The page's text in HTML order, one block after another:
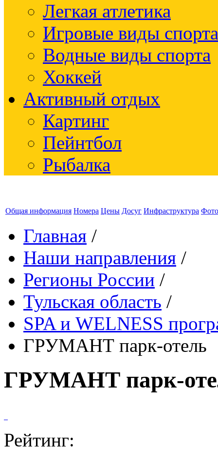
Легкая атлетика
Игровые виды спорта
Водные виды спорта
Хоккей
Активный отдых
Картинг
Пейнтбол
Рыбалка
Общая информация Номера Цены Досуг Инфраструктура Фото
Главная /
Наши направления /
Регионы России /
Тульская область /
SPA и WELNESS
ГРУМАНТ парк-отель
ГРУМАНТ парк-
Рейтинг: